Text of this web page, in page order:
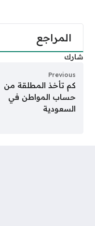
المراجع
شارك
Previous
كم تأخذ المطلقة من
حساب المواطن في
السعودية